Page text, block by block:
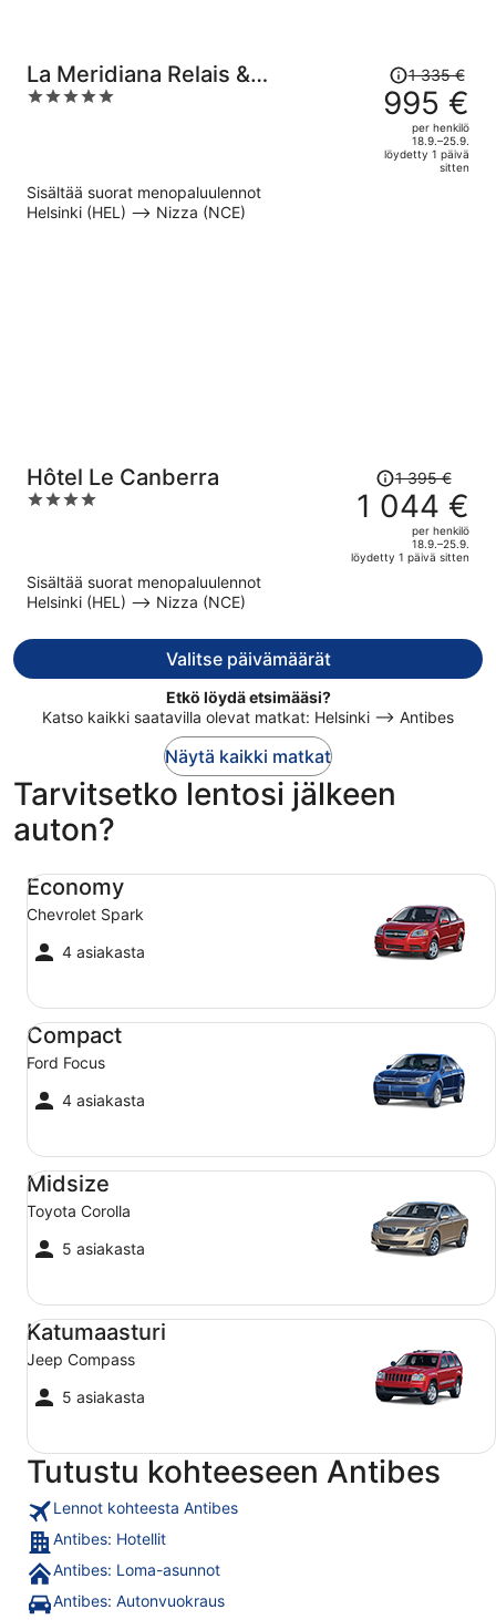
La Meridiana Relais &
Chateaux
5
Hinta
oli
1 335 €,
hinta
on
1 335 €
995 €
per henkilö
18.9.–25.9.
löydetty 1 päivä
sitten
Sisältää suorat menopaluulennot
Helsinki (HEL) –> Nizza (NCE)
Hôtel Le Canberra
4
Hinta
oli
1 395 €,
on
1 395 €
1 044 €
per henkilö
18.9.–25.9.
löydetty 1 päivä sitten
Sisältää suorat menopaluulennot
Helsinki (HEL) –> Nizza (NCE)
Valitse päivämäärät
Etkö löydä etsimääsi?
Katso kaikki saatavilla olevat matkat: Helsinki –> Antibes
Näytä kaikki matkat
Tarvitsetko lentosi jälkeen
auton?
Economy
Chevrolet Spark
4 asiakasta
Economy Chevrolet Spark
Compact
Ford Focus
4 asiakasta
Compact Ford Focus
Midsize
Toyota Corolla
5 asiakasta
Midsize Toyota Corolla
Katumaasturi
Jeep Compass
5 asiakasta
Katumaasturi Jeep Compass
Tutustu kohteeseen Antibes
Lennot kohteesta Antibes
Antibes: Hotellit
Antibes: Loma-asunnot
Antibes: Autonvuokraus